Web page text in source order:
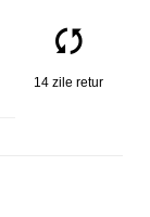
14 zile retur